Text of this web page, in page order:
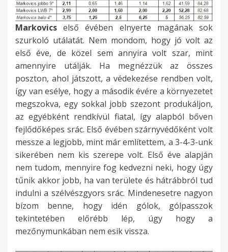
Markovics első évében elnyerte magának sok
szurkoló utálatát. Nem mondom, hogy jó volt az
első éve, de közel sem annyira volt szar, mint
amennyire utálják. Ha megnézzük az összes
poszton, ahol játszott, a védekezése rendben volt,
így van esélye, hogy a második évére a környezetet
megszokva, egy sokkal jobb szezont produkáljon,
az egyébként rendkívül fiatal, így alapból bőven
fejlődőképes srác. Első évében szárnyvédőként volt
messze a legjobb, mint már említettem, a 3-4-3-unk
sikerében nem kis szerepe volt. Első éve alapján
nem tudom, mennyire fog kedvezni neki, hogy úgy
tűnik akkor jobb, ha van területe és hátrábbról tud
indulni a szélvészgyors srác. Mindenesetre nagyon
bízom benne, hogy idén gólok, gólpasszok
tekintetében előrébb lép, úgy hogy a
mezőnymunkában nem esik vissza.